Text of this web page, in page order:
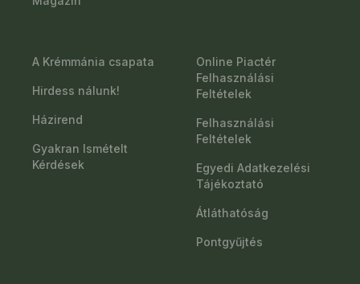
A Krémmánia csapata
Hirdess nálunk!
Házirend
Gyakran Ismételt
Kérdések
Online Piactér
Felhasználási
Feltételek
Felhasználási
Feltételek
Egyedi Adatkezelési
Tájékoztató
Átláthatóság
Pontgyűjtés